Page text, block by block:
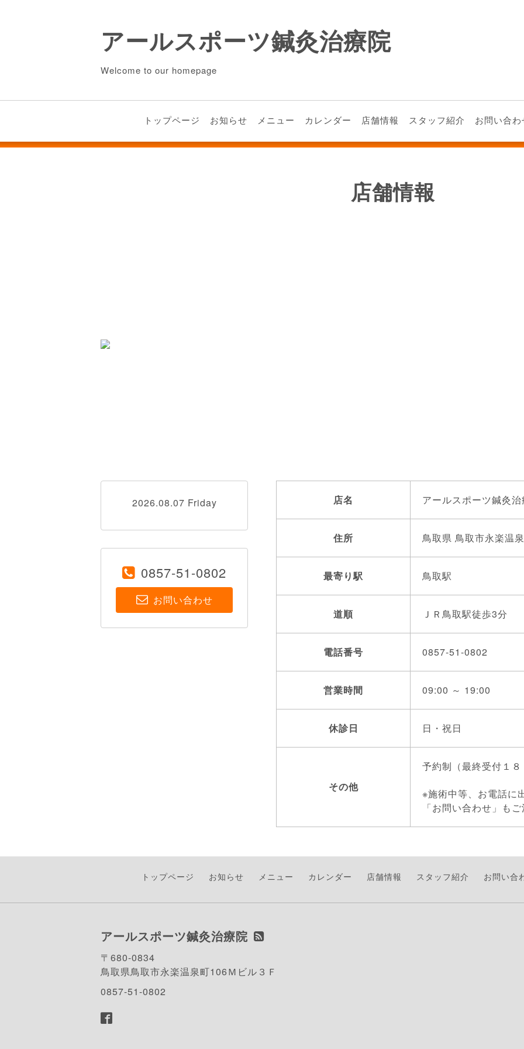
アールスポーツ鍼灸治療院
Welcome to our homepage
トップページ お知らせ メニュー カレンダー 店舗情報 スタッフ紹介 お問い合わ
店舗情報
店名 アールスポーツ鍼灸
住所 鳥取県 鳥取市永楽温
最寄り駅 鳥取駅
道順 ＪＲ鳥取駅徒歩3分
電話番号 0857-51-0802
営業時間 09:00 ～ 19:00
休診日 日・祝日
その他
予約制（最終受付１
※施術中等、お電話に
「お問い合わせ」も
2026.08.07 Friday
0857-51-0802
お問い合わせ
トップページ お知らせ メニュー カレンダー 店舗情報 スタッフ紹介 お問い合
アールスポーツ鍼灸治療院
〒680-0834
鳥取県鳥取市永楽温泉町106Ｍビル３Ｆ
0857-51-0802